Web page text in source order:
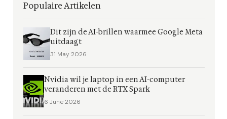
Populaire Artikelen
Dit zijn de AI-brillen waarmee Google Meta
uitdaagt
31 May 2026
Nvidia wil je laptop in een AI-computer
veranderen met de RTX Spark
6 June 2026